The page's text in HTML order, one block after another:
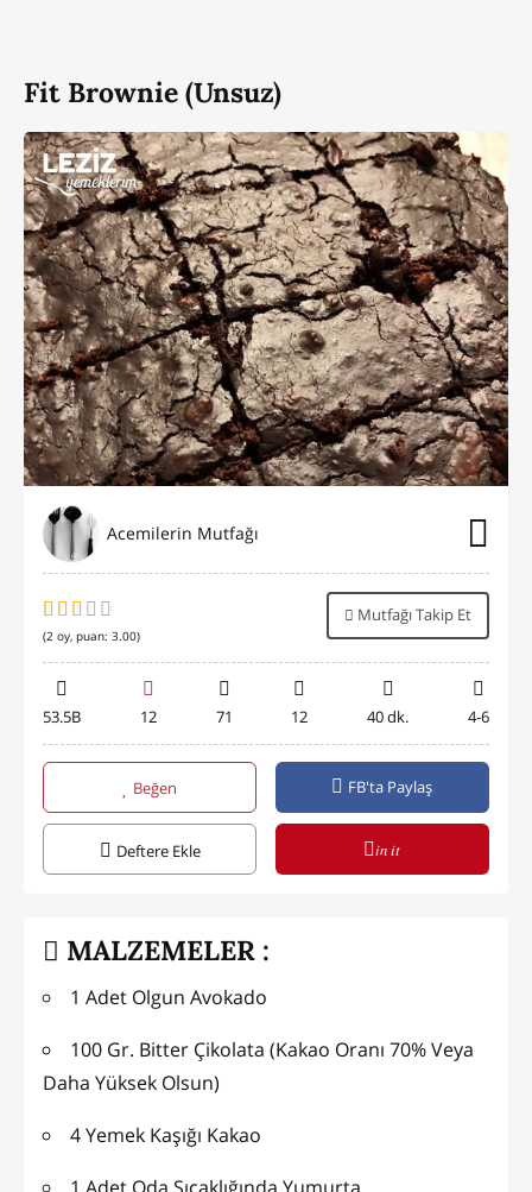
Fit Brownie (Unsuz)
Acemilerin Mutfağı
(2 oy, puan: 3.00)
Mutfağı Takip Et
53.5B 12 71 12 40 dk. 4-6
Beğen FB'ta Paylaş
Deftere Ekle in it
MALZEMELER :
1 Adet Olgun Avokado
100 Gr. Bitter Çikolata (Kakao Oranı 70% Veya
Daha Yüksek Olsun)
4 Yemek Kaşığı Kakao